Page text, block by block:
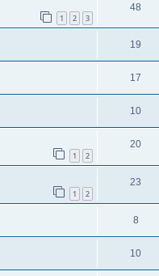
1 2 3
48
19
17
10
1 2
20
1 2
23
8
10